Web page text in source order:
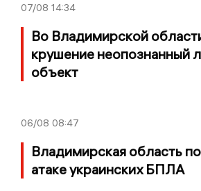
07/08 14:34
Во Владимирской
крушение неопознанный
объект
06/08 08:47
Владимирская область
атаке украинских БПЛА